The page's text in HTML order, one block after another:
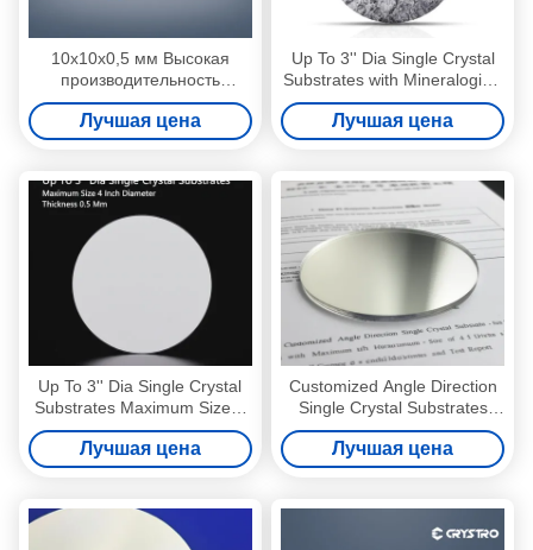
10x10x0,5 мм Высокая
производительность
Gd3Al2Ga3O12 Ce GAGG
однокристаллические
субстраты
Лучшая цена
Up To 3'' Dia Single Crystal
Substrates with Mineralogical
Garnet 0.5 Mm Thickness
Лучшая цена
Up To 3'' Dia Single Crystal
Substrates Maximum Size 4
Inch Diameter Thickness 0.5
Mm
Лучшая цена
Customized Angle Direction
Single Crystal Substrates
with Maximum Size of 4 Inch
Diameter and Test Report
Provided
Лучшая цена